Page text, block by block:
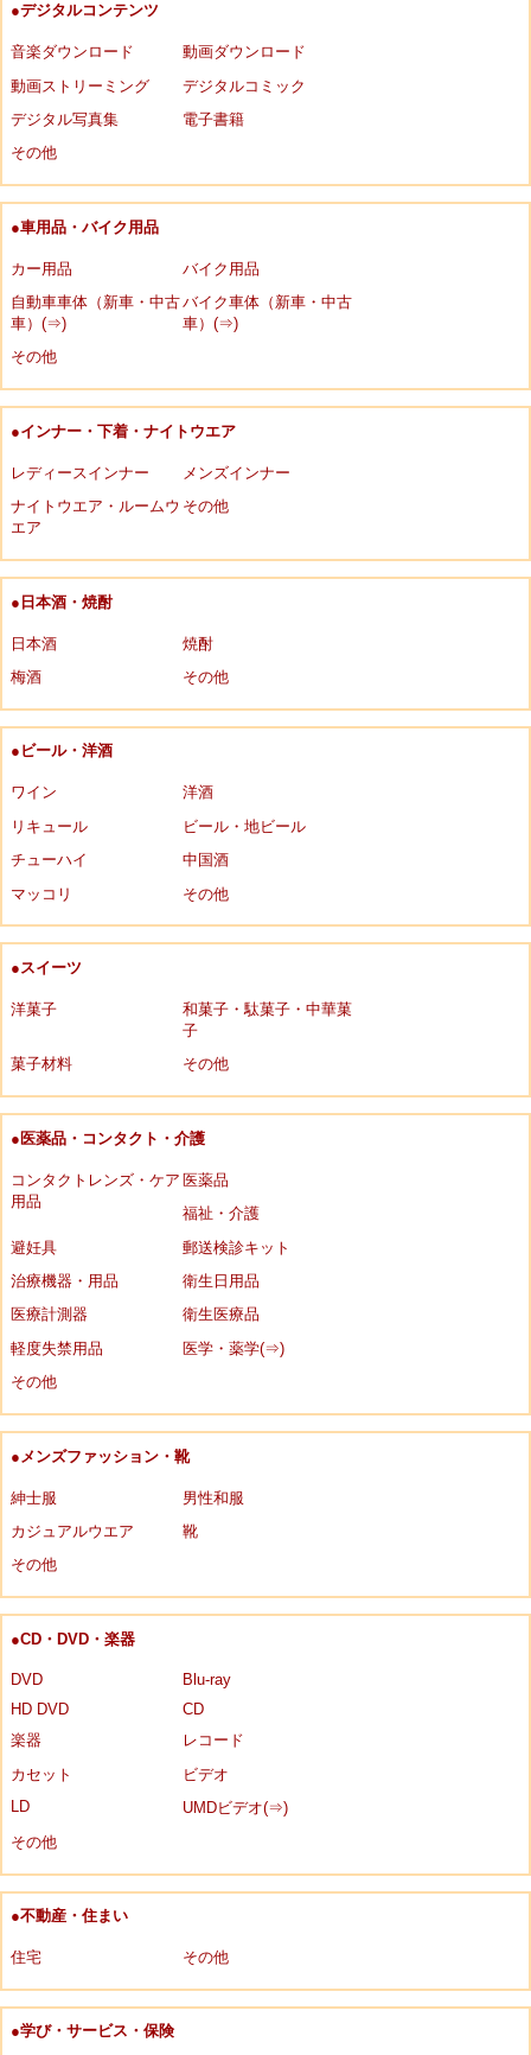
●デジタルコンテンツ
音楽ダウンロード
動画ダウンロード
動画ストリーミング
デジタルコミック
デジタル写真集
電子書籍
その他
●車用品・バイク用品
カー用品
バイク用品
自動車車体（新車・中古
車）(⇒)
バイク車体（新車・中古
車）(⇒)
その他
●インナー・下着・ナイトウエア
レディースインナー
メンズインナー
ナイトウエア・ルームウ
エア
その他
●日本酒・焼酎
日本酒
焼酎
梅酒
その他
●ビール・洋酒
ワイン
洋酒
リキュール
ビール・地ビール
チューハイ
中国酒
マッコリ
その他
●スイーツ
洋菓子
和菓子・駄菓子・中華菓
子
菓子材料
その他
●医薬品・コンタクト・介護
コンタクトレンズ・ケア
用品
医薬品
福祉・介護
避妊具
郵送検診キット
治療機器・用品
衛生日用品
医療計測器
衛生医療品
軽度失禁用品
医学・薬学(⇒)
その他
●メンズファッション・靴
紳士服
男性和服
カジュアルウエア
靴
その他
●CD・DVD・楽器
DVD
Blu-ray
HD DVD
CD
楽器
レコード
カセット
ビデオ
LD
UMDビデオ(⇒)
その他
●不動産・住まい
住宅 その他
●学び・サービス・保険